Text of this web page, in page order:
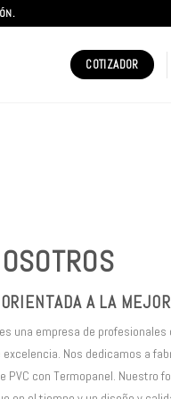
COTIZADOR
A LA
una empresa de
excelencia. Nos dedicamos a
PVC con Termopanel. Nuestro